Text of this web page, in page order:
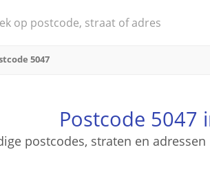
5047
Postcode 5047
postcodes, straten en